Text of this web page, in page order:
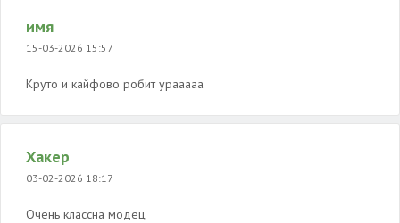
имя
15-03-2026 15:57
Круто и кайфово робит урааааа
Хакер
03-02-2026 18:17
Очень классна модец